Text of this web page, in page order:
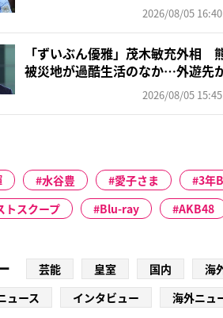
2026/08/05 16:40
「ずいぶん優雅」茂木敏充外相
被災地が過酷生活のなか…外遊先
2026/08/05 15:45
水谷豊 愛子さま 3年
トスクープ
Blu-ray AKB48
芸能 皇室 国内 海
ュース
インタビュー 海外ニュ